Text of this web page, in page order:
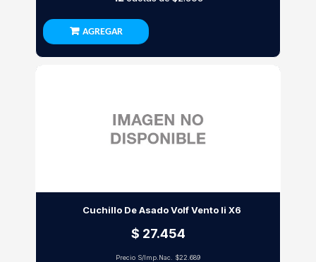
AGREGAR
Cuchillo De Asado Volf Vento Ii X6
$ 27.454
Precio S/Imp.Nac. $22.689